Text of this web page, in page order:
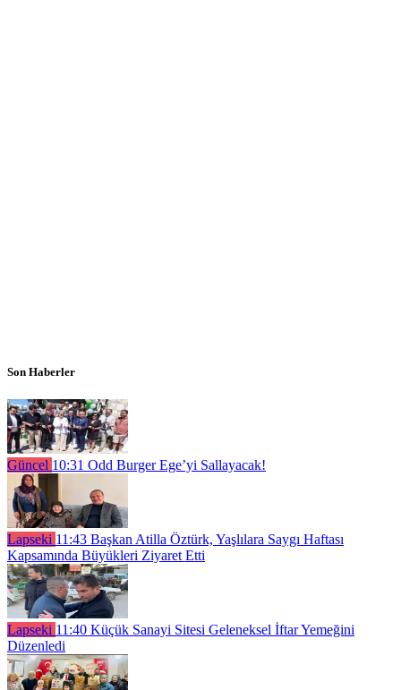
Son Haberler
Güncel 10:31 Odd Burger Ege’yi Sallayacak!
Lapseki 11:43 Başkan Atilla Öztürk, Yaşlılara Saygı Haftası
Kapsamında Büyükleri Ziyaret Etti
Lapseki 11:40 Küçük Sanayi Sitesi Geleneksel İftar Yemeğini
Düzenledi